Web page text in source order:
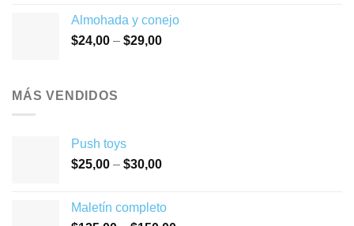
Almohada y conejo
$24,00 – $29,00
MÁS VENDIDOS
Push toys
$25,00 – $30,00
Maletín completo